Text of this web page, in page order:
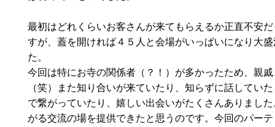
最初はどれくらいお客さんが来てもらえるか正直不安
すが、蓋を開ければ４５人と会場がいっぱいになり大
た。
今回は特にお寺の関係者（？！）が多かったため、親
（笑）また知り合いが来ていたり、知らずに話してい
で繋がっていたり、嬉しい出会いがたくさんありまし
がる交流の場を提供できたと思うのです。今回のパー